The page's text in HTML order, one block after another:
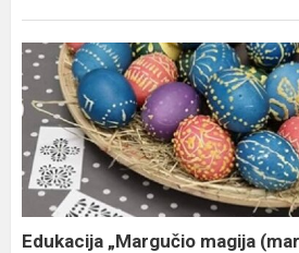
Edukacija
„Margučio
magija
(marginimas
vašku)“
Edukacija „Margučio magija